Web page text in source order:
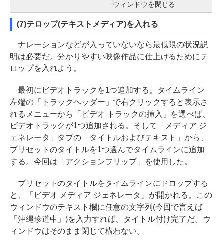
ウィンドウを閉じる
(7)テロップ(テキストメディア)を入れる
ナレーションなどが入っていないなら最低限の状況説
明は必要だ。分かりやすい映像作品に仕上げるためにテ
ロップを入れよう。
最初にビデオトラックを1つ追加する。タイムライン
左端の「トラックヘッダー」で右クリックすると表示さ
れるメニューから「ビデオ トラックの挿入」を選べば、
ビデオトラックが1つ追加される。そして「メディア ジ
ェネレータ」タブの「タイトルおよびテキスト」から、
プリセットのタイトルを1つ選んでタイムラインに追加
する。今回は「アクションフリップ」を使用した。
プリセットのタイトルをタイムラインにドロップする
と、「ビデオ メディア ジェネレータ」が開かれる。この
ウィンドウのテキスト欄に任意の文字列(今回で言えば
「沖縄珍道中」)を入力すれば、タイトル付け完了だ。ウ
ィンドウはそのまま閉じて構わない。